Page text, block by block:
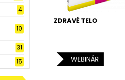
4
10
31
15
ZDRAVÉ TELO
WEBINÁR